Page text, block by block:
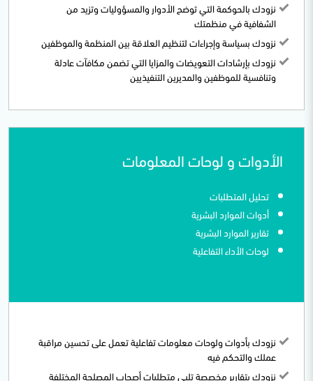
نزودك بالحوكمة التي توضح الأدوار والمسؤوليات وتزيد من
الشفافية في منظمتك
نزودك بسياسة وإجراءات لتنظيم العلاقة بين المنظمة والموظفين
نزودك بإرشادات التعويضات والمزايا التي تضمن مكافآت عادلة
وتنافسية للموظفين والمديرين التنفيذيين
الأدوات و لوحات المعلومات
تحليل المتطلبات
أدوات الموارد البشرية
تقارير الموارد البشرية
لوحات الأداء التفاعلية
نزودك بأدوات ولوحات معلومات تفاعلية تعمل على تحسين مراقبة
عملك والتحكم فيه
نزودك بتقارير مخصصة تلبي متطلبات أصحاب المصلحة المختلفة